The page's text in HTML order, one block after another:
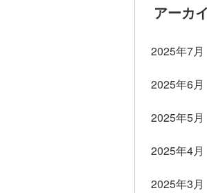
アーカ
2025年7月
2025年6月
2025年5月
2025年4月
2025年3月